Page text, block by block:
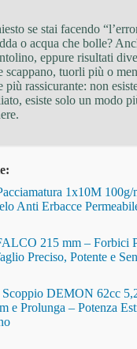
se stai facendo
o acqua che bolle?
eppure risultati
scappano, tuorli più o
più rassicurante: non
esiste solo un modo
1x10M 100g/
Anti Erbacce
215 mm – Forbici
Preciso, Potente e
DEMON 62cc
e Prolunga – Potenza